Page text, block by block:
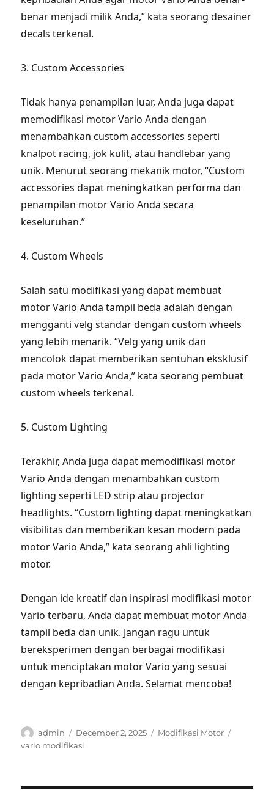
benar menjadi milik Anda,” kata seorang desainer
decals terkenal.
3. Custom Accessories
Tidak hanya penampilan luar, Anda juga dapat
memodifikasi motor Vario Anda dengan
menambahkan custom accessories seperti
knalpot racing, jok kulit, atau handlebar yang
unik. Menurut seorang mekanik motor, “Custom
accessories dapat meningkatkan performa dan
penampilan motor Vario Anda secara
keseluruhan.”
4. Custom Wheels
Salah satu modifikasi yang dapat membuat
motor Vario Anda tampil beda adalah dengan
mengganti velg standar dengan custom wheels
yang lebih menarik. “Velg yang unik dan
mencolok dapat memberikan sentuhan eksklusif
pada motor Vario Anda,” kata seorang pembuat
custom wheels terkenal.
5. Custom Lighting
Terakhir, Anda juga dapat memodifikasi motor
Vario Anda dengan menambahkan custom
lighting seperti LED strip atau projector
headlights. “Custom lighting dapat meningkatkan
visibilitas dan memberikan kesan modern pada
motor Vario Anda,” kata seorang ahli lighting
motor.
Dengan ide kreatif dan inspirasi modifikasi motor
Vario terbaru, Anda dapat membuat motor Anda
tampil beda dan unik. Jangan ragu untuk
bereksperimen dengan berbagai modifikasi
untuk menciptakan motor Vario yang sesuai
dengan kepribadian Anda. Selamat mencoba!
Author
admin
Posted
on
December 2, 2025 Categories
Modifikasi Motor
vario modifikasi